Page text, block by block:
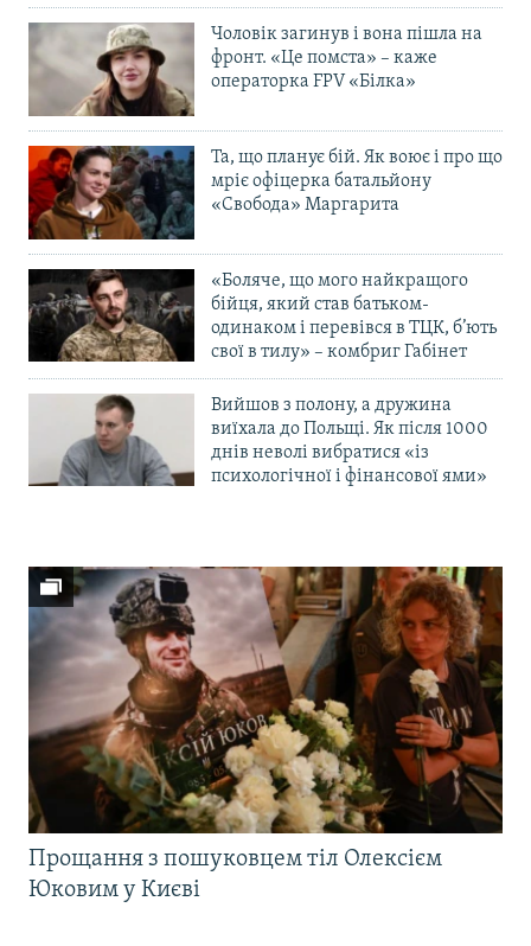
Чоловік загинув і вона пішла на
фронт. «Це помста» – каже
операторка FPV «Білка»
Та, що планує бій. Як воює і про що
мріє офіцерка батальйону
«Свобода» Маргарита
«Боляче, що мого найкращого
бійця, який став батьком-
одинаком і перевівся в ТЦК, б’ють
свої в тилу» – комбриг Габінет
Вийшов з полону, а дружина
виїхала до Польщі. Як після 1000
днів неволі вибратися «із
психологічної і фінансової ями»
Прощання з пошуковцем тіл Олексієм
Юковим у Києві